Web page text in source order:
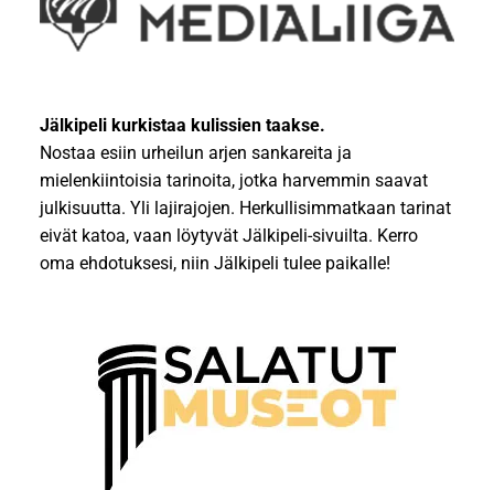
Jälkipeli kurkistaa kulissien taakse.
Nostaa esiin urheilun arjen sankareita ja
mielenkiintoisia tarinoita, jotka harvemmin saavat
julkisuutta. Yli lajirajojen. Herkullisimmatkaan tarinat
eivät katoa, vaan löytyvät Jälkipeli-sivuilta. Kerro
oma ehdotuksesi, niin Jälkipeli tulee paikalle!